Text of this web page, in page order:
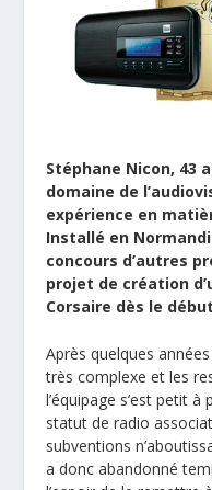
Stéphane Nicon, 43
domaine de
expérience en
Installé en
concours d’autres
projet de création
Corsaire dès le
Après quelques
très complexe et les
l’équipage s’est petit
statut de radio
subventions
a donc abandonné